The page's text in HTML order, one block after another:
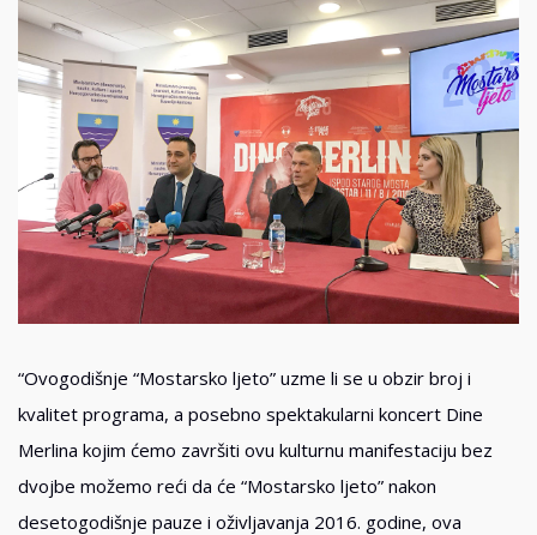
“Ovogodišnje “Mostarsko ljeto” uzme li se u obzir broj i
kvalitet programa, a posebno spektakularni koncert Dine
Merlina kojim ćemo završiti ovu kulturnu manifestaciju bez
dvojbe možemo reći da će “Mostarsko ljeto” nakon
desetogodišnje pauze i oživljavanja 2016. godine, ova